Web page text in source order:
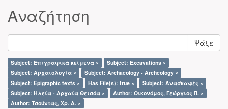
Αναζήτηση
Ψάξε
Subject: Επιγραφικά κείμενα ×
Subject: Excavations ×
Subject: Αρχαιολογία ×
Subject: Archaeology - Archeology ×
Subject: Epigraphic texts ×
Has File(s): true ×
Subject: Ανασκαφές ×
Subject: Ηλεία - Αρχαία Θεισόα ×
Author: Οικονόμος, Γεώργιος Π. ×
Author: Τσούντας, Χρ. Δ. ×